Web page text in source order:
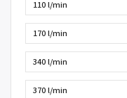
110 l/min
170 l/min
340 l/min
370 l/min